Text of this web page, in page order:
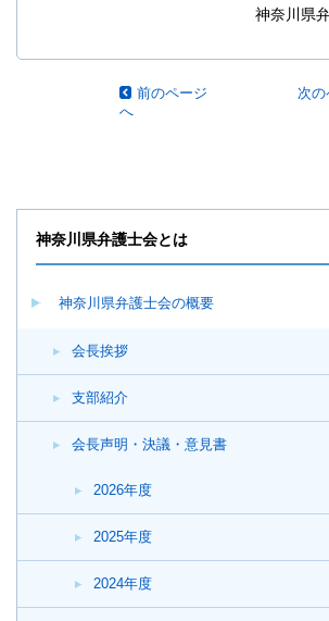
神奈川県弁護士会とは
神奈川県弁護士会の概要
会長挨拶
支部紹介
会長声明・決議・意見書
2026年度
2025年度
2024年度
神奈川県
前のページ
へ
次の